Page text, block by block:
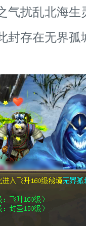
气扰乱北海
封存在无界